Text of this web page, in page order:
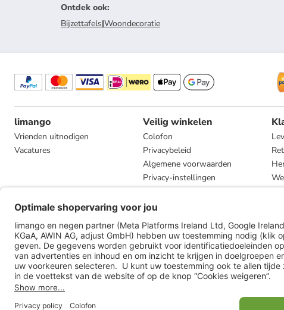
Ontdek ook:
Bijzettafels|Woondecoratie
limango
Vrienden uitnodigen
Vacatures
Veilig winkelen
Colofon
Privacybeleid
Algemene voorwaarden
Privacy-instellingen
Compliance